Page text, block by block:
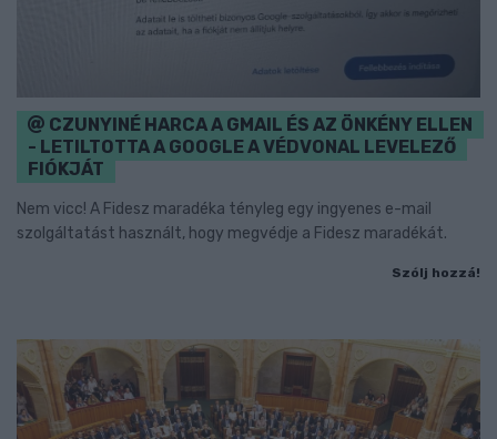
CZUNYINÉ HARCA A GMAIL ÉS AZ ÖNKÉNY ELLEN
- LETILTOTTA A GOOGLE A VÉDVONAL LEVELEZŐ
FIÓKJÁT
Nem vicc! A Fidesz maradéka tényleg egy ingyenes e-mail
szolgáltatást használt, hogy megvédje a Fidesz maradékát.
Szólj hozzá!